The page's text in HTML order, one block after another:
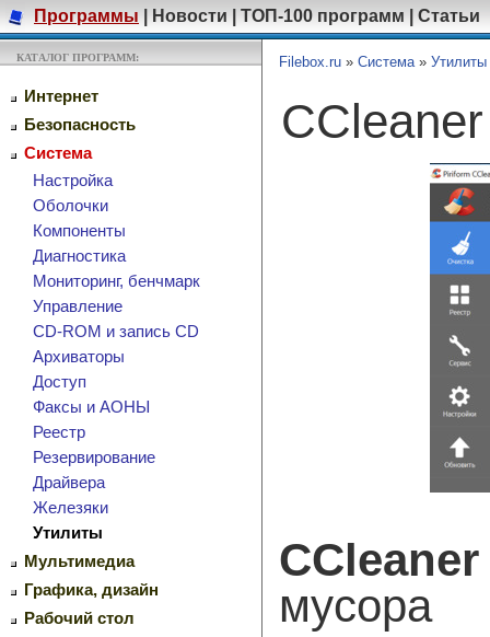
Программы Новости ТОП-100 программ Статьи
КАТАЛОГ ПРОГРАММ:
Интернет
Безопасность
Система
Настройка
Оболочки
Компоненты
Диагностика
Мониторинг, бенчмарк
Управление
CD-ROM и запись CD
Архиваторы
Доступ
Факсы и АОНЫ
Реестр
Резервирование
Драйвера
Железяки
Утилиты
Мультимедиа
Графика, дизайн
Рабочий стол
Filebox.ru » Система» Утилиты
CCleaner
мусора